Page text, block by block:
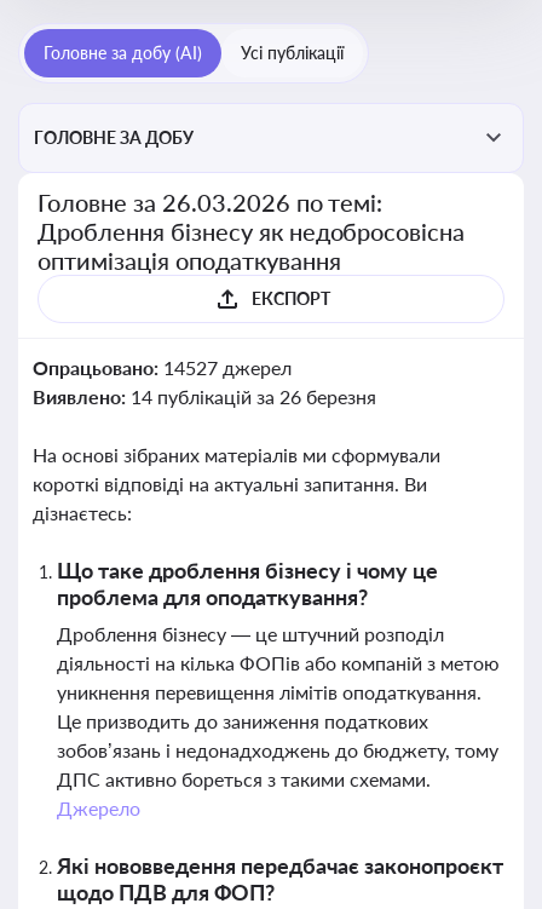
Головне за добу (AI) Усі публікації
ГОЛОВНЕ ЗА ДОБУ
Головне за 26.03.2026 по темі:
Дроблення бізнесу як недобросовісна
оптимізація оподаткування
ЕКСПОРТ
Опрацьовано: 14527 джерел
Виявлено: 14 публікацій за 26 березня
На основі зібраних матеріалів ми сформували
короткі відповіді на актуальні запитання. Ви
дізнаєтесь:
Що таке дроблення бізнесу і чому це
проблема для оподаткування?
Дроблення бізнесу — це штучний розподіл
діяльності на кілька ФОПів або компаній з метою
уникнення перевищення лімітів оподаткування.
Це призводить до заниження податкових
зобов’язань і недонадходжень до бюджету, тому
ДПС активно бореться з такими схемами.
Джерело
Які нововведення передбачає законопроєкт
щодо ПДВ для ФОП?